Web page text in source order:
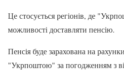
Це стосується регіонів, де
можливості доставляти пенсію.
Пенсія буде зарахована на
"Укрпоштою" за погодженням з